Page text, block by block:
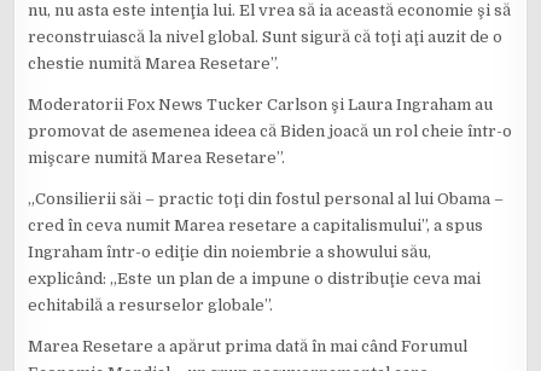
nu, nu asta este intenţia lui. El vrea să ia această economie şi să
reconstruiască la nivel global. Sunt sigură că toţi aţi auzit de o
chestie numită Marea Resetare”.
Moderatorii Fox News Tucker Carlson şi Laura Ingraham au
promovat de asemenea ideea că Biden joacă un rol cheie într-o
mişcare numită Marea Resetare”.
„Consilierii săi – practic toţi din fostul personal al lui Obama –
cred în ceva numit Marea resetare a capitalismului”, a spus
Ingraham într-o ediţie din noiembrie a showului său,
explicând: „Este un plan de a impune o distribuţie ceva mai
echitabilă a resurselor globale”.
Marea Resetare a apărut prima dată în mai când Forumul